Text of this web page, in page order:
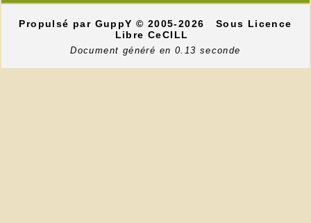
Propulsé par GuppY© 2005-2026
Sous Licence
Libre CeCILL
Document généré en 0.13 seconde